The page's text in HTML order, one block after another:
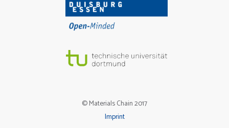
© Materials Chain 2017
Imprint